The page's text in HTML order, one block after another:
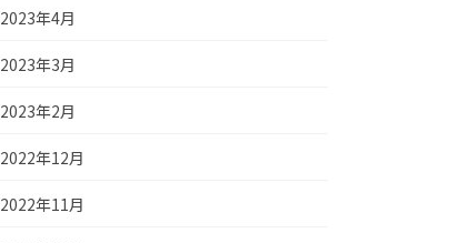
2023年4月
2023年3月
2023年2月
2022年12月
2022年11月